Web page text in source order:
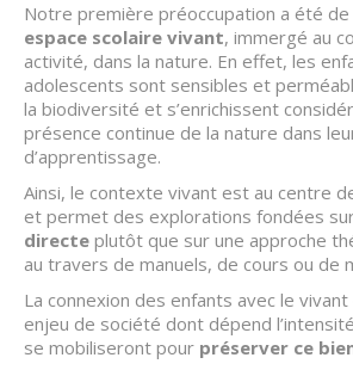
Notre première préoccupation a été
espace scolaire vivant, immergé au
activité, dans la nature. En effet, les
adolescents sont sensibles et
la biodiversité et s’enrichissent
présence continue de la nature dans
d’apprentissage.
Ainsi, le contexte vivant est au centre
et permet des explorations fondées sur
directe plutôt que sur une approche
au travers de manuels, de cours ou de
La connexion des enfants avec le vivant
enjeu de société dont dépend
se mobiliseront pour préserver ce